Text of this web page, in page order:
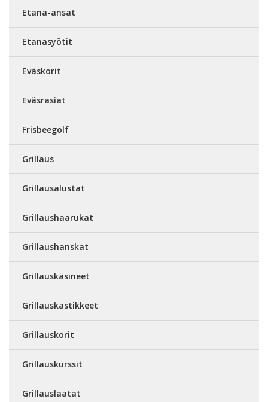
Etana-ansat
Etanasyötit
Eväskorit
Eväsrasiat
Frisbeegolf
Grillaus
Grillausalustat
Grillaushaarukat
Grillaushanskat
Grillauskäsineet
Grillauskastikkeet
Grillauskorit
Grillauskurssit
Grillauslaatat